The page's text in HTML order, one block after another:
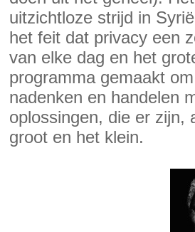
uitzichtloze strijd in
het feit dat privacy een
van elke dag en het
programma gemaakt
nadenken en handelen
oplossingen, die er zijn,
groot en het klein.